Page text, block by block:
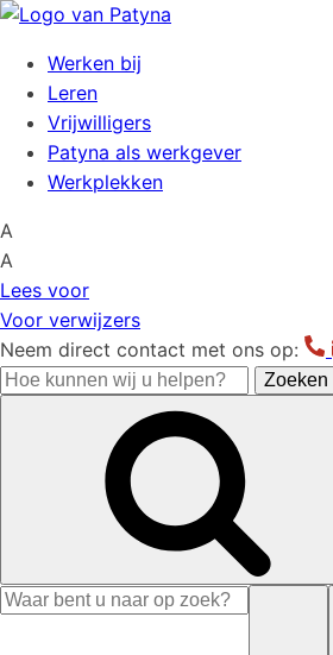
Werken bij
Leren
Vrijwilligers
Patyna als werkgever
Werkplekken
A
A
Lees voor
Voor verwijzers
Neem direct contact met ons op:
Hoe
Zoeken
Search